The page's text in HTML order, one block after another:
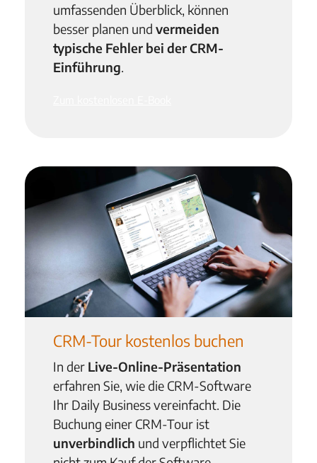
umfassenden Überblick, können
besser planen und vermeiden
typische Fehler bei der CRM-
Einführung.
CRM-Tour kostenlos buchen
In der Live-Online-Präsentation
erfahren Sie, wie die CRM-Software
Ihr Daily Business vereinfacht. Die
Buchung einer CRM-Tour ist
unverbindlich und verpflichtet Sie